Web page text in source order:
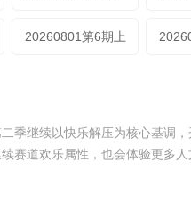
20260801第6期上
二季继续以快乐解压为核心基调
赛道欢乐属性，也会体验更多